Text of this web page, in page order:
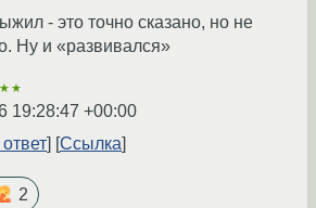
- это точно сказано, но не
Ну и «развивался»
19:28:47 +00:00
Ссылка
2